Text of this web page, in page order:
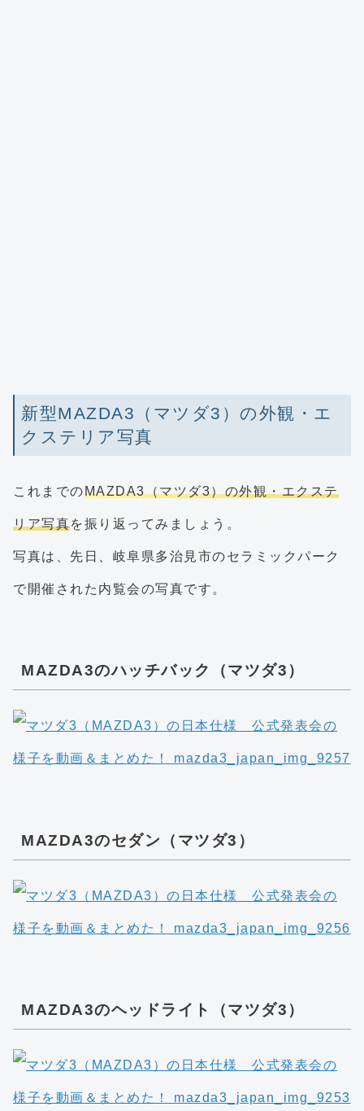
新型MAZDA3（マツダ3）の外観・エ
クステリア写真
これまでのMAZDA3（マツダ3）の外観・エクステ
リア写真を振り返ってみましょう。
写真は、先日、岐阜県多治見市のセラミックパーク
で開催された内覧会の写真です。
MAZDA3のハッチバック（マツダ3）
MAZDA3のセダン（マツダ3）
MAZDA3のヘッドライト（マツダ3）